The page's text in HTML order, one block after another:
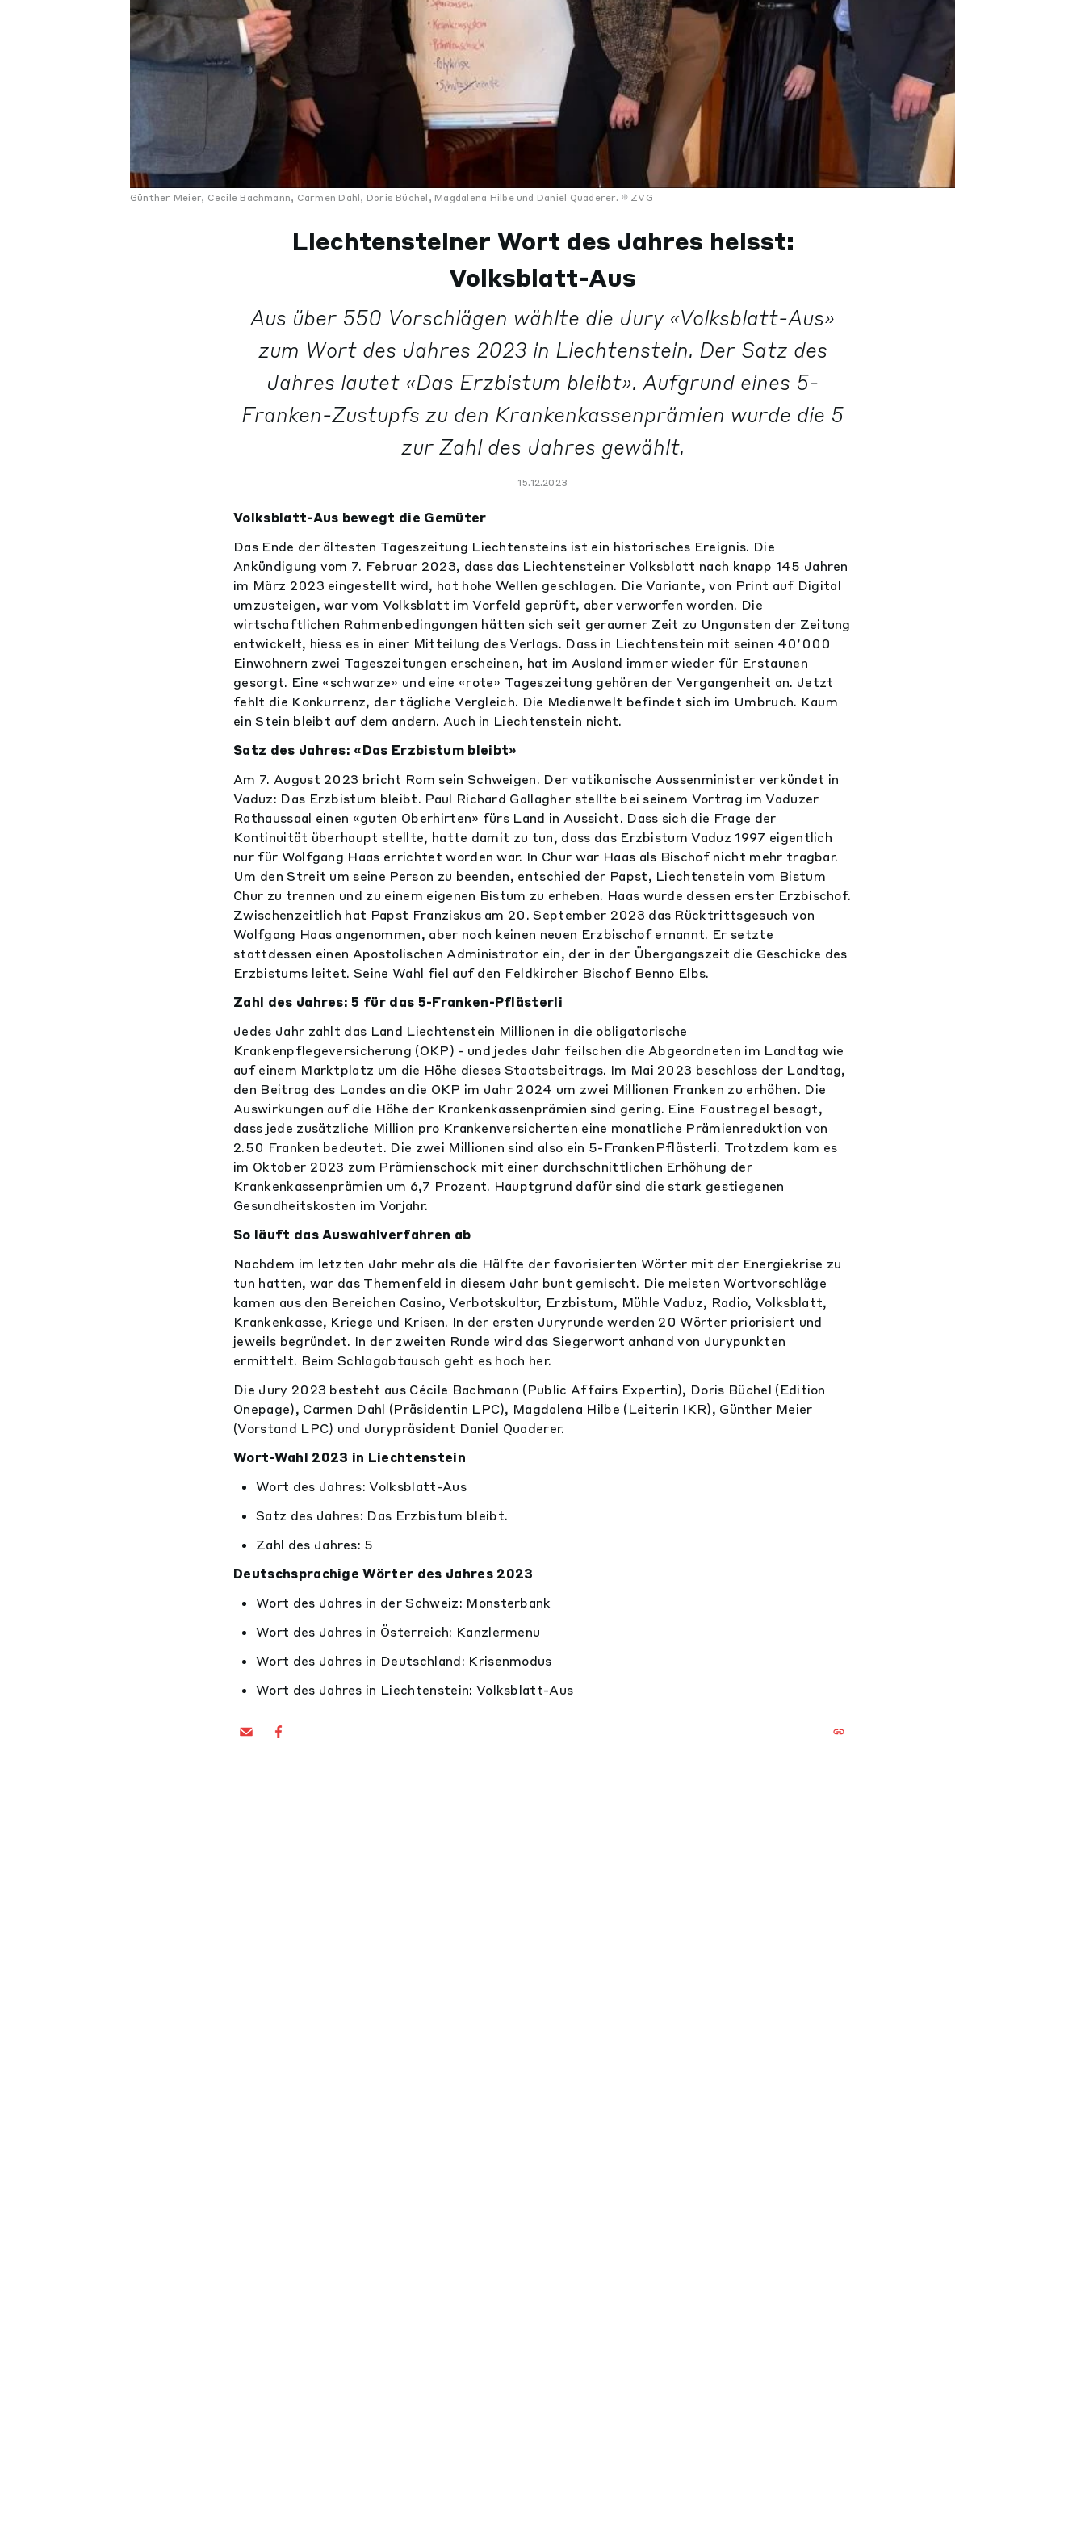
Günther Meier, Cecile Bachmann, Carmen Dahl, Doris Büchel, Magdalena Hilbe und Daniel Quaderer. ZVG
Liechtensteiner Wort des Jahres heisst:
Volksblatt-Aus
Aus über 550 Vorschlägen wählte die Jury «Volksblatt-Aus»
zum Wort des Jahres 2023 in Liechtenstein. Der Satz des
Jahres lautet «Das Erzbistum bleibt». Aufgrund eines 5-
Franken-Zustupfs zu den Krankenkassenprämien wurde die 5
zur Zahl des Jahres gewählt.
15.12.2023
Volksblatt-Aus bewegt die Gemüter
Das Ende der ältesten Tageszeitung Liechtensteins ist ein historisches Ereignis. Die
Ankündigung vom 7. Februar 2023, dass das Liechtensteiner Volksblatt nach knapp 145 Jahren
im März 2023 eingestellt wird, hat hohe Wellen geschlagen. Die Variante, von Print auf Digital
umzusteigen, war vom Volksblatt im Vorfeld geprüft, aber verworfen worden. Die
wirtschaftlichen Rahmenbedingungen hätten sich seit geraumer Zeit zu Ungunsten der Zeitung
entwickelt, hiess es in einer Mitteilung des Verlags. Dass in Liechtenstein mit seinen 40’000
Einwohnern zwei Tageszeitungen erscheinen, hat im Ausland immer wieder für Erstaunen
gesorgt. Eine «schwarze» und eine «rote» Tageszeitung gehören der Vergangenheit an. Jetzt
fehlt die Konkurrenz, der tägliche Vergleich. Die Medienwelt befindet sich im Umbruch. Kaum
ein Stein bleibt auf dem andern. Auch in Liechtenstein nicht.
Satz des Jahres: «Das Erzbistum bleibt»
Am 7. August 2023 bricht Rom sein Schweigen. Der vatikanische Aussenminister verkündet in
Vaduz: Das Erzbistum bleibt. Paul Richard Gallagher stellte bei seinem Vortrag im Vaduzer
Rathaussaal einen «guten Oberhirten» fürs Land in Aussicht. Dass sich die Frage der
Kontinuität überhaupt stellte, hatte damit zu tun, dass das Erzbistum Vaduz 1997 eigentlich
nur für Wolfgang Haas errichtet worden war. In Chur war Haas als Bischof nicht mehr tragbar.
Um den Streit um seine Person zu beenden, entschied der Papst, Liechtenstein vom Bistum
Chur zu trennen und zu einem eigenen Bistum zu erheben. Haas wurde dessen erster Erzbischof.
Zwischenzeitlich hat Papst Franziskus am 20. September 2023 das Rücktrittsgesuch von
Wolfgang Haas angenommen, aber noch keinen neuen Erzbischof ernannt. Er setzte
stattdessen einen Apostolischen Administrator ein, der in der Übergangszeit die Geschicke des
Erzbistums leitet. Seine Wahl fiel auf den Feldkircher Bischof Benno Elbs.
Zahl des Jahres: 5 für das 5-Franken-Pflästerli
Jedes Jahr zahlt das Land Liechtenstein Millionen in die obligatorische
Krankenpflegeversicherung (OKP) - und jedes Jahr feilschen die Abgeordneten im Landtag wie
auf einem Marktplatz um die Höhe dieses Staatsbeitrags. Im Mai 2023 beschloss der Landtag,
den Beitrag des Landes an die OKP im Jahr 2024 um zwei Millionen Franken zu erhöhen. Die
Auswirkungen auf die Höhe der Krankenkassenprämien sind gering. Eine Faustregel besagt,
dass jede zusätzliche Million pro Krankenversicherten eine monatliche Prämienreduktion von
2.50 Franken bedeutet. Die zwei Millionen sind also ein 5-FrankenPflästerli. Trotzdem kam es
im Oktober 2023 zum Prämienschock mit einer durchschnittlichen Erhöhung der
Krankenkassenprämien um 6,7 Prozent. Hauptgrund dafür sind die stark gestiegenen
Gesundheitskosten im Vorjahr.
So läuft das Auswahlverfahren ab
Nachdem im letzten Jahr mehr als die Hälfte der favorisierten Wörter mit der Energiekrise zu
tun hatten, war das Themenfeld in diesem Jahr bunt gemischt. Die meisten Wortvorschläge
kamen aus den Bereichen Casino, Verbotskultur, Erzbistum, Mühle Vaduz, Radio, Volksblatt,
Krankenkasse, Kriege und Krisen. In der ersten Juryrunde werden 20 Wörter priorisiert und
jeweils begründet. In der zweiten Runde wird das Siegerwort anhand von Jurypunkten
ermittelt. Beim Schlagabtausch geht es hoch her.
Die Jury 2023 besteht aus Cécile Bachmann (Public Affairs Expertin), Doris Büchel (Edition
Onepage), Carmen Dahl (Präsidentin LPC), Magdalena Hilbe (Leiterin IKR), Günther Meier
(Vorstand LPC) und Jurypräsident Daniel Quaderer.
Wort-Wahl 2023 in Liechtenstein
Wort des Jahres: Volksblatt-Aus
Satz des Jahres: Das Erzbistum bleibt.
Zahl des Jahres: 5
Deutschsprachige Wörter des Jahres 2023
Wort des Jahres in der Schweiz: Monsterbank
Wort des Jahres in Österreich: Kanzlermenu
Wort des Jahres in Deutschland: Krisenmodus
Wort des Jahres in Liechtenstein: Volksblatt-Aus​​​​​​​